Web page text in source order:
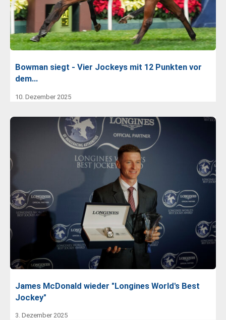
Bowman siegt - Vier Jockeys mit 12 Punkten vor
dem…
10. Dezember 2025
James McDonald wieder "Longines World's Best
Jockey"
3. Dezember 2025